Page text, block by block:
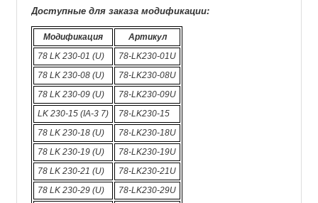
Доступные для заказа модификации:
Модификация
Артикул
78 LK 230-01 (U)
78-LK230-01U
78 LK 230-08 (U)
78-LK230-08U
78 LK 230-09 (U)
78-LK230-09U
LK 230-15 (IA-3 7)
78-LK230-15
78 LK 230-18 (U)
78-LK230-18U
78 LK 230-19 (U)
78-LK230-19U
78 LK 230-21 (U)
78-LK230-21U
78 LK 230-29 (U)
78-LK230-29U